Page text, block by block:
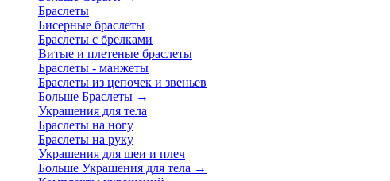
Браслеты
Бисерные браслеты
Браслеты с брелками
Витые и плетеные браслеты
Браслеты - манжеты
Браслеты из цепочек и звеньев
Больше Браслеты →
Украшения для тела
Браслеты на ногу
Браслеты на руку
Украшения для шеи и плеч
Больше Украшения для тела →